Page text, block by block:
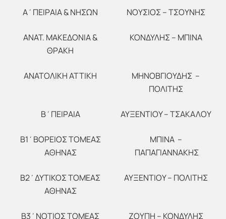
Α΄ΠΕΙΡΑΙΑ & ΝΗΣΩΝ ΝΟΥΣΙΟΣ – ΤΣΟΥΝΗΣ
ΑΝΑΤ. ΜΑΚΕΔΟΝΙΑ &
ΘΡΑΚΗ
ΚΟΝΔΥΛΗΣ – ΜΠΙΝΑ
ΑΝΑΤΟΛΙΚΗ ΑΤΤΙΚΗ
ΜΗΝΟΒΓΙΟΥΔΗΣ –
ΠΟΛΙΤΗΣ
Β΄ΠΕΙΡΑΙΑ ΑΥΞΕΝΤΙΟΥ – ΤΣΑΚΑΛΟΥ
Β1΄ΒΟΡΕΙΟΣ ΤΟΜΕΑΣ
ΑΘΗΝΑΣ
ΜΠΙΝΑ –
ΠΑΠΑΓΙΑΝΝΑΚΗΣ
Β2΄ΔΥΤΙΚΟΣ ΤΟΜΕΑΣ
ΑΘΗΝΑΣ
ΑΥΞΕΝΤΙΟΥ – ΠΟΛΙΤΗΣ
Β3΄ΝΟΤΙΟΣ ΤΟΜΕΑΣ ΖΟΥΠΗ – ΚΟΝΔΥΛΗΣ